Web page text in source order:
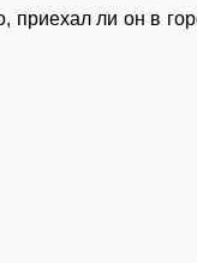
приехал ли он в